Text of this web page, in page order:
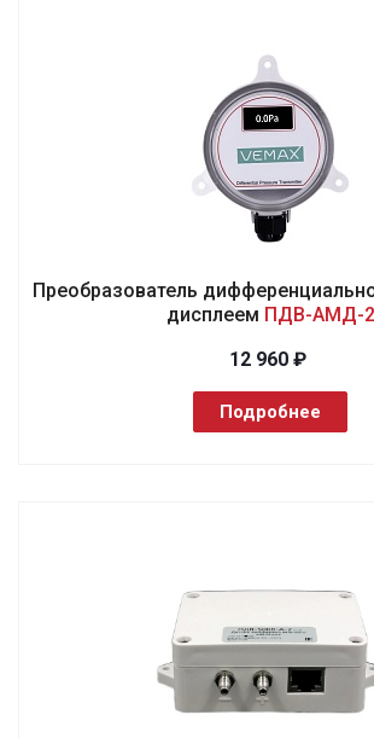
Преобразователь
дисплеем ПДВ-АМД-2
12 960 ₽
Подробнее